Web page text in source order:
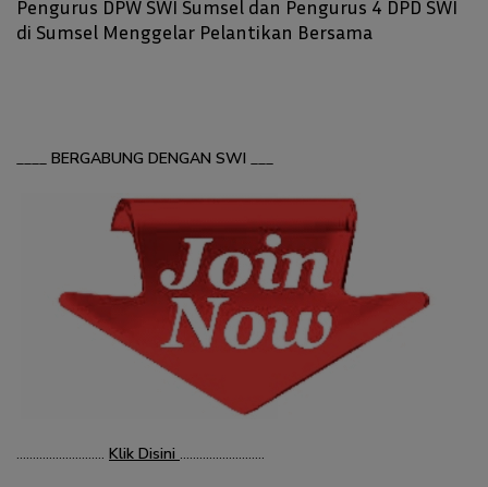
Pengurus DPW SWI Sumsel dan Pengurus 4 DPD SWI
di Sumsel Menggelar Pelantikan Bersama
____ BERGABUNG DENGAN SWI ___
……………………… Klik Disini ……………………..